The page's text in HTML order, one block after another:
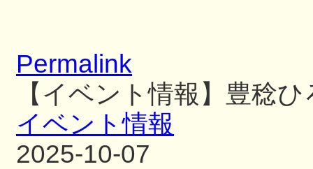
Permalink
【イベント情報】豊稔
イベント情報
2025-10-07